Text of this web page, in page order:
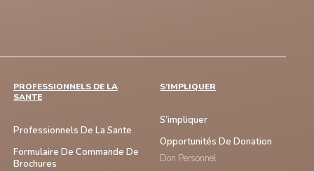
PROFESSIONNELS DE LA
SANTE
Professionnels De La Sante
Formulaire De Commande De
Brochures
S’IMPLIQUER
S’impliquer
Opportunités De Donation
Don Personnel